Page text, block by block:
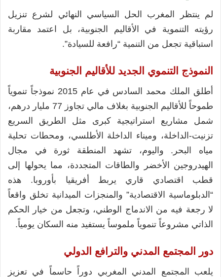
لم ينتظر المغرب الحل السياسي النهائي لشرع تنزيل
رؤيته التنموية في الأقاليم الجنوبية، بل اعتمد مقاربة
استباقية تجعل من التنمية “رافعة للسيادة”.
النموذج التنموي الجديد للأقاليم الجنوبية
أطلق الملك محمد السادس في عام 2015 نموذجاً تنموياً
طموحاً للأقاليم الجنوبية بغلاف مالي تجاوز 77 مليار درهم،
شمل مشاريع استراتيجية كبرى مثل الطريق السريع
تزنيت-الداخلة، وميناء الداخلة الأطلسي، ومحطات تحلية
مياه البحر. واليوم، تشهد المنطقة ثورة في مجال
الهيدروجين الأخضر والطاقات المتجددة، مما يحولها إلى
قطب اقتصادي قاري يربط أفريقيا بأوروبا. هذه
“الدبلوماسية الاقتصادية” والمنجزات الميدانية تخلق واقعاً
لا رجعة فيه من الاندماج الوطني، وتجعل من خيار الحكم
الذاتي مشروعاً تنموياً ملموساً يستفيد منه السكان يومياً.
دور المجتمع المدني والترافع الدولي
يلعب المجتمع المدني المغربي دوراً حاسماً في تعزيز